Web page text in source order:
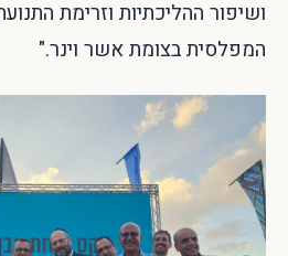
ושיפור ההליכתיות וזרימת
המפלסית בצומת אשר וינר."